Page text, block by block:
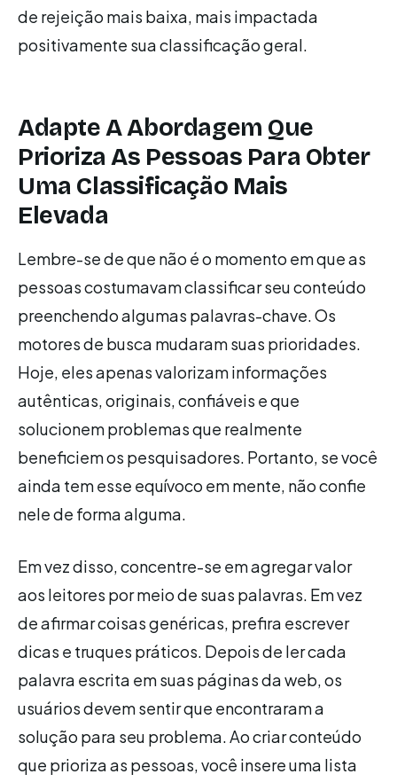
de rejeição mais baixa, mais impactada
positivamente sua classificação geral.
Adapte A Abordagem Que
Prioriza As Pessoas Para Obter
Uma Classificação Mais
Elevada
Lembre-se de que não é o momento em que as
pessoas costumavam classificar seu conteúdo
preenchendo algumas palavras-chave. Os
motores de busca mudaram suas prioridades.
Hoje, eles apenas valorizam informações
autênticas, originais, confiáveis ​​e que
solucionem problemas que realmente
beneficiem os pesquisadores. Portanto, se você
ainda tem esse equívoco em mente, não confie
nele de forma alguma.
Em vez disso, concentre-se em agregar valor
aos leitores por meio de suas palavras. Em vez
de afirmar coisas genéricas, prefira escrever
dicas e truques práticos. Depois de ler cada
palavra escrita em suas páginas da web, os
usuários devem sentir que encontraram a
solução para seu problema. Ao criar conteúdo
que prioriza as pessoas, você insere uma lista